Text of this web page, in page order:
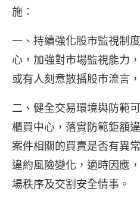
施：
一、持續強化股市監視制
心，加強對市場監視能力
或有人刻意散播股市流言
二、健全交易環境與防範
櫃買中心，落實防範鉅額
案件相關的買賣是否有異
違約風險變化，適時因應
場秩序及交割安全情事。